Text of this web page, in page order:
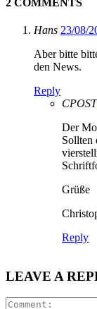
Hans 23/08/
Aber bitte
den News.
Reply
CPOST
Der
Sollten
Grüße
Reply
LEAVE A